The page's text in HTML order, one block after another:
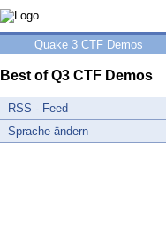
Quake 3 CTF Demos
Best of Q3 CTF Demos
RSS - Feed
Sprache ändern